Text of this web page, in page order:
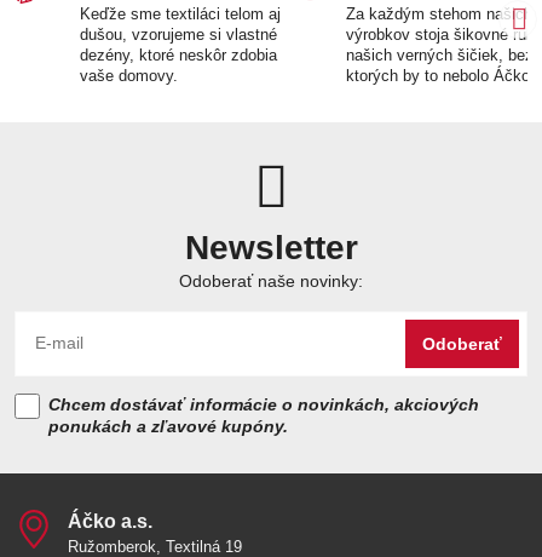
Keďže sme textiláci telom aj
dušou, vzorujeme si vlastné
dezény, ktoré neskôr zdobia
vaše domovy.
Za každým stehom našich
výrobkov stoja šikovné ruky
našich verných šičiek, bez
ktorých by to nebolo Áčko.
Newsletter
Odoberať naše novinky:
Odoberať
Chcem dostávať informácie o novinkách, akciových
ponukách a zľavové kupóny.
Áčko a​.s​.
Ružomberok, Textilná 19